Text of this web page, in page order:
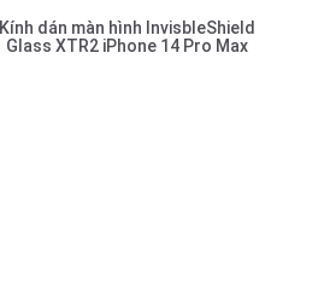
Kính dán màn hình InvisbleShield
Glass XTR2 iPhone 14 Pro Max